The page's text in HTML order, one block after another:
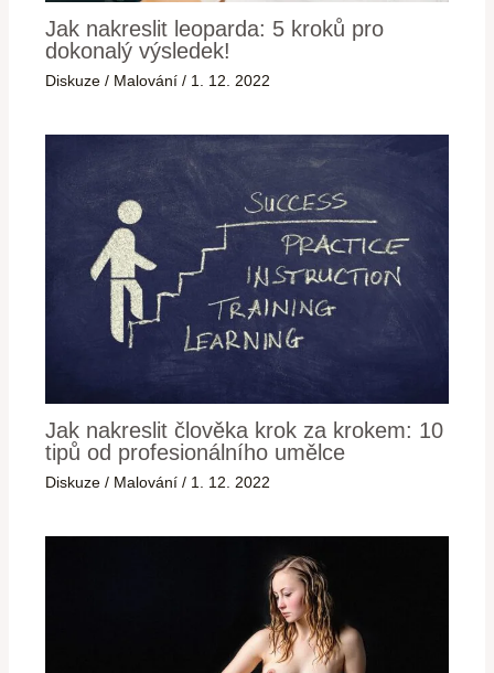
Jak nakreslit leoparda: 5 kroků pro
dokonalý výsledek!
Diskuze / Malování / 1. 12. 2022
Jak nakreslit člověka krok za krokem: 10
tipů od profesionálního umělce
Diskuze / Malování / 1. 12. 2022